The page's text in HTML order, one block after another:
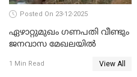
Posted On 23-12-2025
ഏഴാറ്റുമുഖം ഗണപതി വീണ്ടും
ജനവാസ മേഖലയിൽ
1 Min Read View All